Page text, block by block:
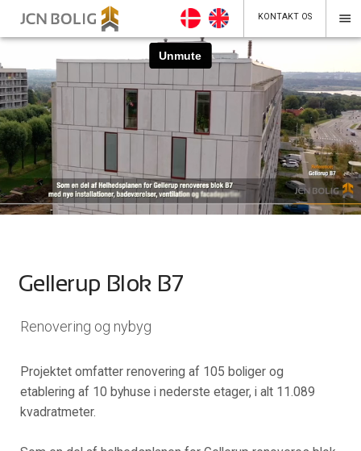
KONTAKT OS menu
Gellerup Blok B7
Renovering og nybyg
Projektet omfatter renovering af 105 boliger og
etablering af 10 byhuse i nederste etager, i alt 11.089
kvadratmeter.